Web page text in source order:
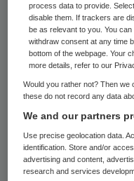
behoud van
moeten ouderen
zorg krijgen.
Met de
Levert” wil de
vervolgens het
process data to provide.
disable them. If trackers are
be as relevant to you. You
withdraw consent at any time
bottom of the webpage. Your
more details, refer to our
Would you rather not? Then we
these do not record any data
We and our partners
Use precise geolocation data.
identification. Store and/or
advertising and content,
research and services